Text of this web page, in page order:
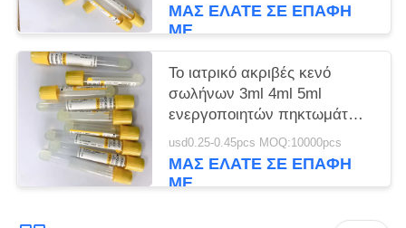
ΜΑΣ ΕΛΆΤΕ ΣΕ ΕΠΑΦΉ
ΜΕ
Το ιατρικό ακριβές κενό
σωλήνων 3ml 4ml 5ml
ενεργοποιητών πηκτωμάτων
και θρόμβων σύρει τον όγκο
usd0.25-0.45pcs MOQ:10000pcs
ΜΑΣ ΕΛΆΤΕ ΣΕ ΕΠΑΦΉ
ΜΕ